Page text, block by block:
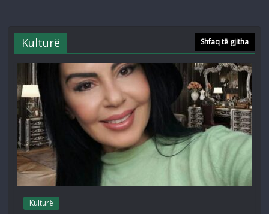
Kulturë Shfaq të gjitha
Kulturë